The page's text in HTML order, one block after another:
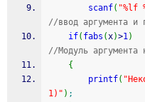
scanf( "%lf
//ввод аргумента и
if( fabs (x)>1)
//Модуль аргумента
{
printf(
1)" ) ;